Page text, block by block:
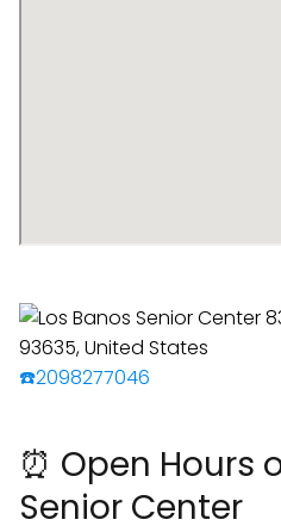
☎️2098277046
⏰ Open Hours
Senior Center